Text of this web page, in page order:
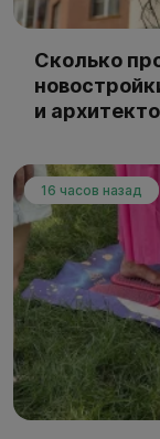
Сколько
и
16 часов назад